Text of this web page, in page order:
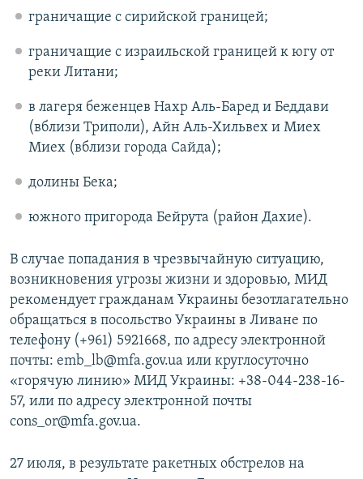
граничащие с сирийской границей;
граничащие с израильской границей к югу от
реки Литани;
в лагеря беженцев Нахр Аль-Баред и Беддави
(вблизи Триполи), Айн Аль-Хильвех и Миех
Миех (вблизи города Сайда);
долины Бека;
южного пригорода Бейрута (район Дахие).
В случае попадания в чрезвычайную ситуацию,
возникновения угрозы жизни и здоровью, МИД
рекомендует гражданам Украины безотлагательно
обращаться в посольство Украины в Ливане по
телефону (+961) 5921668, по адресу электронной
почты: emb_lb@mfa.gov.ua или круглосуточно
«горячую линию» МИД Украины: +38-044-238-16-
57, или по адресу электронной почты
cons_or@mfa.gov.ua.
27 июля, в результате ракетных обстрелов на